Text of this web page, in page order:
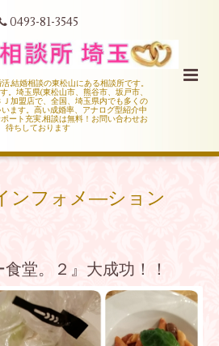
0493-81-3545
,結婚相談の東松山にある相談所です。
。埼玉県(東松山市、熊谷市、坂戸市、
Ｊ加盟店で、全国、埼玉県内でも多くの
ます。高い成婚率、アナログ型紹介中
ート充実,相談は無料！お問い合わせお
待ちしております
ンフォメ―ション
食堂。２』大成功！！